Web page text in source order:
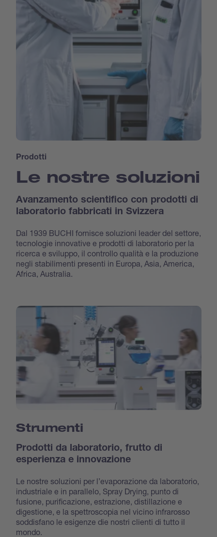
Prodotti
Le nostre soluzioni
Avanzamento scientifico con prodotti di
laboratorio fabbricati in Svizzera
Dal 1939 BUCHI fornisce soluzioni leader del settore,
tecnologie innovative e prodotti di laboratorio per la
ricerca e sviluppo, il controllo qualità e la produzione
negli stabilimenti presenti in Europa, Asia, America,
Africa, Australia.
Strumenti
Prodotti da laboratorio, frutto di
esperienza e innovazione
Le nostre soluzioni per l’evaporazione da laboratorio,
industriale e in parallelo, Spray Drying, punto di
fusione, purificazione, estrazione, distillazione e
digestione, e la spettroscopia nel vicino infrarosso
soddisfano le esigenze die nostri clienti di tutto il
mondo.